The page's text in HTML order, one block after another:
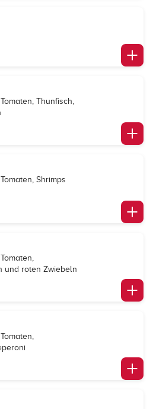
Thunfisch,
Shrimps
und roten Zwiebeln